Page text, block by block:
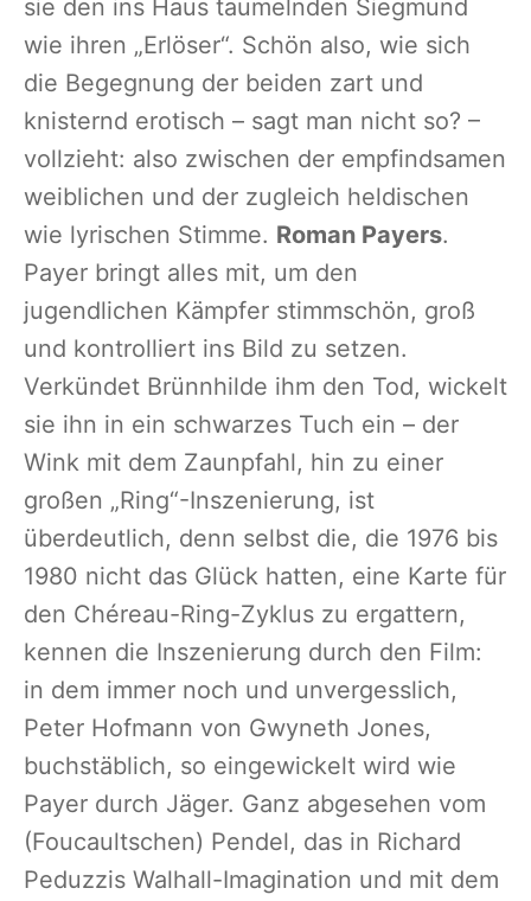
sie den ins Haus taumelnden Siegmund
wie ihren „Erlöser“. Schön also, wie sich
die Begegnung der beiden zart und
knisternd erotisch – sagt man nicht so? –
vollzieht: also zwischen der empfindsamen
weiblichen und der zugleich heldischen
wie lyrischen Stimme. Roman Payers.
Payer bringt alles mit, um den
jugendlichen Kämpfer stimmschön, groß
und kontrolliert ins Bild zu setzen.
Verkündet Brünnhilde ihm den Tod, wickelt
sie ihn in ein schwarzes Tuch ein – der
Wink mit dem Zaunpfahl, hin zu einer
großen „Ring“-Inszenierung, ist
überdeutlich, denn selbst die, die 1976 bis
1980 nicht das Glück hatten, eine Karte für
den Chéreau-Ring-Zyklus zu ergattern,
kennen die Inszenierung durch den Film:
in dem immer noch und unvergesslich,
Peter Hofmann von Gwyneth Jones,
buchstäblich, so eingewickelt wird wie
Payer durch Jäger. Ganz abgesehen vom
(Foucaultschen) Pendel, das in Richard
Peduzzis Walhall-Imagination und mit dem